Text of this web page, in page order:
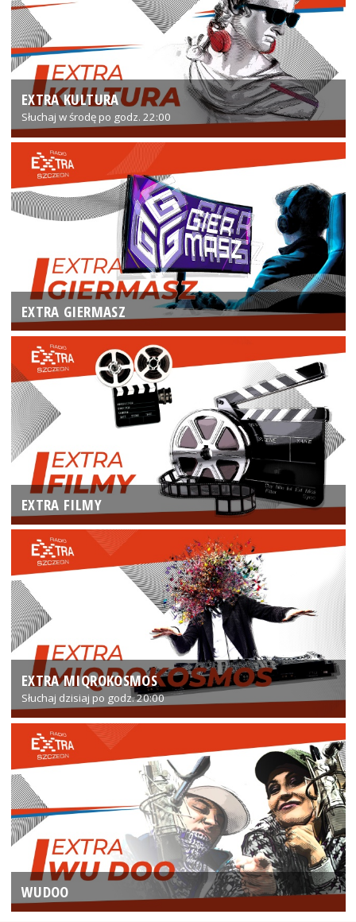
EXTRA KULTURA
Słuchaj w środę po godz. 22:00
EXTRA GIERMASZ
EXTRA FILMY
EXTRA MIQROKOSMOS
Słuchaj dzisiaj po godz. 20:00
WUDOO